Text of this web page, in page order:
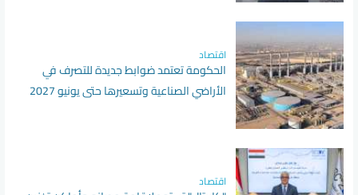
اقتصاد
الحكومة تعتمد ضوابط جديدة للتصرف في
الأراضي الصناعية وتسعيرها حتى يونيو 2027
اقتصاد